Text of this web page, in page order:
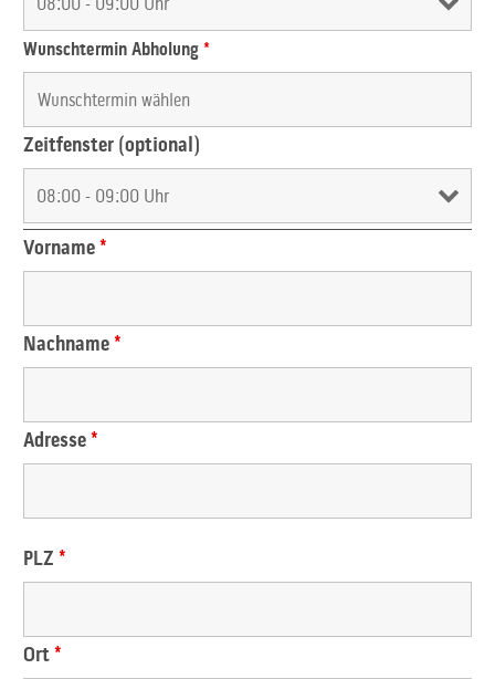
Wunschtermin Abholung *
Zeitfenster (optional)
Vorname*
Nachname*
Adresse*
PLZ *
Ort*